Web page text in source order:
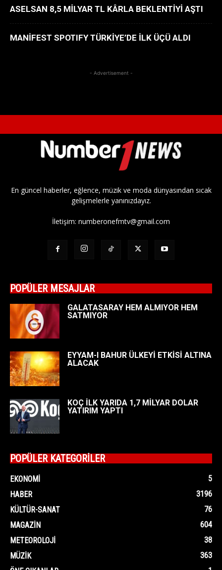
ASELSAN 8,5 MİLYAR TL KÂRLA BEKLENTİYİ AŞTI
MANİFEST SPOTIFY TÜRKİYE’DE İLK ÜÇÜ ALDI
- Advertisement -
En güncel haberler, eğlence, müzik ve moda dünyasından sıcak
gelişmelerle yanınızdayız.
İletişim: numberonefmtv@gmail.com
POPÜLER MESAJLAR
GALATASARAY HEM ALMIYOR HEM
SATMIYOR
EYYAM-I BAHUR ÜLKEYİ ETKİSİ ALTINA
ALACAK
KOÇ İLK YARIDA 1,7 MİLYAR DOLAR
YATIRIM YAPTI
POPÜLER KATEGORİLER
EKONOMI
5
HABER
3196
KÜLTÜR-SANAT
76
MAGAZIN
604
METEOROLOJI
38
MÜZIK
363